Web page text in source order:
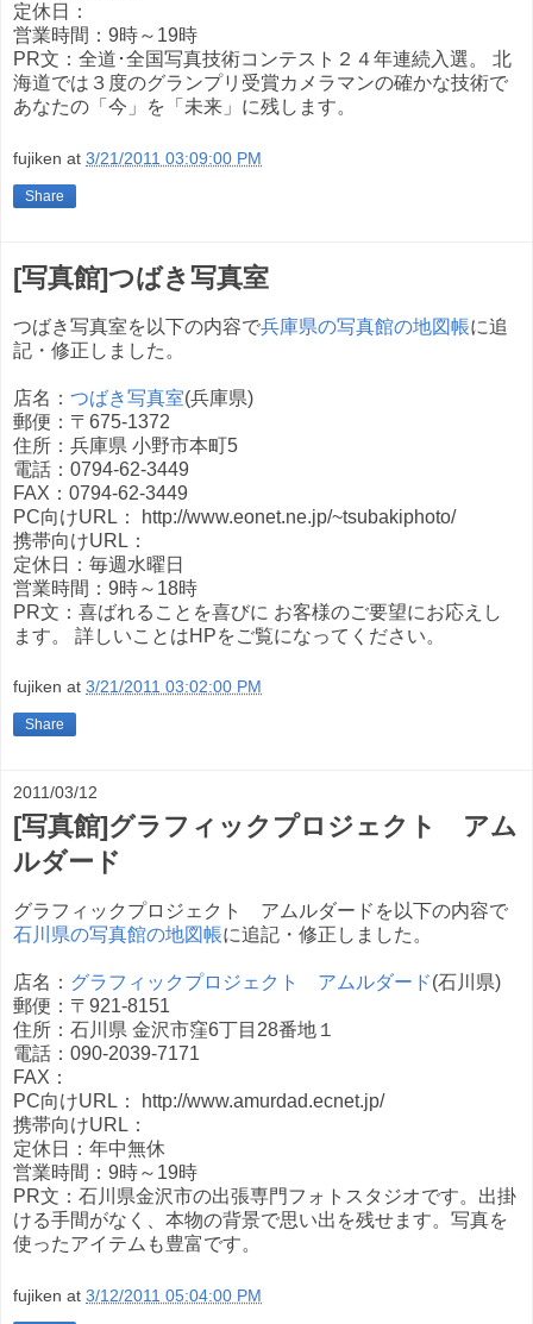
定休日：
営業時間：9時～19時
PR文：全道･全国写真技術コンテスト２４年連続入選。 北
海道では３度のグランプリ受賞カメラマンの確かな技術で
あなたの「今」を「未来」に残します。
fujiken at 3/21/2011 03:09:00 PM
Share
[写真館]つばき写真室
つばき写真室を以下の内容で兵庫県の写真館の地図帳に追
記・修正しました。
店名： つばき写真室(兵庫県)
郵便：〒675-1372
住所：兵庫県 小野市本町5
電話：0794-62-3449
FAX：0794-62-3449
PC向けURL： http://www.eonet.ne.jp/~tsubakiphoto/
携帯向けURL：
定休日：毎週水曜日
営業時間：9時～18時
PR文：喜ばれることを喜びに お客様のご要望にお応えし
ます。 詳しいことはHPをご覧になってください。
fujiken at 3/21/2011 03:02:00 PM
Share
2011/03/12
[写真館]グラフィックプロジェクト アム
ルダード
グラフィックプロジェクト アムルダードを以下の内容で
石川県の写真館の地図帳に追記・修正しました。
店名： グラフィックプロジェクト アムルダード(石川県)
郵便：〒921-8151
住所：石川県 金沢市窪6丁目28番地１
電話：090-2039-7171
FAX：
PC向けURL： http://www.amurdad.ecnet.jp/
携帯向けURL：
定休日：年中無休
営業時間：9時～19時
PR文：石川県金沢市の出張専門フォトスタジオです。出掛
ける手間がなく、本物の背景で思い出を残せます。写真を
使ったアイテムも豊富です。
fujiken at 3/12/2011 05:04:00 PM